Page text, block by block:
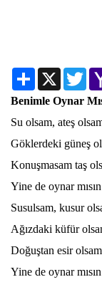
Share X
Benimle Oynar
Su olsam, ateş
Göklerdeki güneş
Konuşmasam taş
Yine de oynar
Susulsam, kusur
Ağızdaki küfür
Doğuştan esir olsam
Yine de oynar